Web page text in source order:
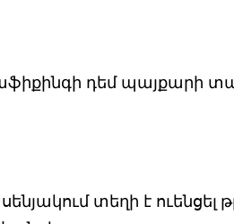
դեմ պայքարի
տեղի է ուենցել